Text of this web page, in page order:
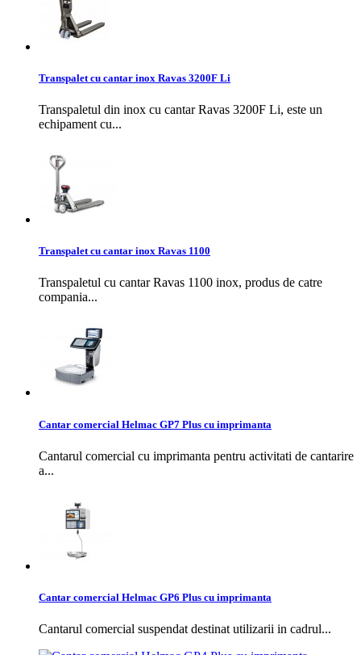
Transpalet cu cantar inox Ravas 3200F Li
Transpaletul din inox cu cantar Ravas 3200F Li, este un
echipament cu...
Transpalet cu cantar inox Ravas 1100
Transpaletul cu cantar Ravas 1100 inox, produs de catre
compania...
Cantar comercial Helmac GP7 Plus cu imprimanta
Cantarul comercial cu imprimanta pentru activitati de cantarire
a...
Cantar comercial Helmac GP6 Plus cu imprimanta
Cantarul comercial suspendat destinat utilizarii in cadrul...